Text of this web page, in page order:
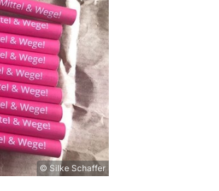
© Silke Schaffer